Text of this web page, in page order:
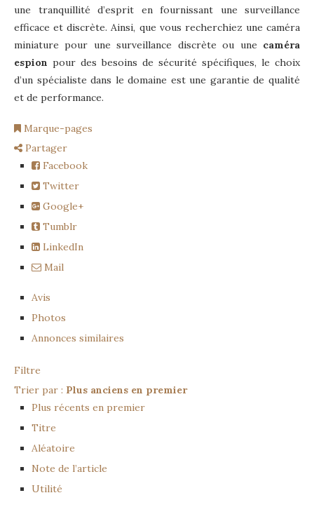
une tranquillité d’esprit en fournissant une surveillance
efficace et discrète. Ainsi, que vous recherchiez une caméra
miniature pour une surveillance discrète ou une caméra
espion pour des besoins de sécurité spécifiques, le choix
d’un spécialiste dans le domaine est une garantie de qualité
et de performance.
Marque-pages
Partager
Facebook
Twitter
Google+
Tumblr
LinkedIn
Mail
Avis
Photos
Annonces similaires
Filtre
Trier par : Plus anciens en premier
Plus récents en premier
Titre
Aléatoire
Note de l’article
Utilité